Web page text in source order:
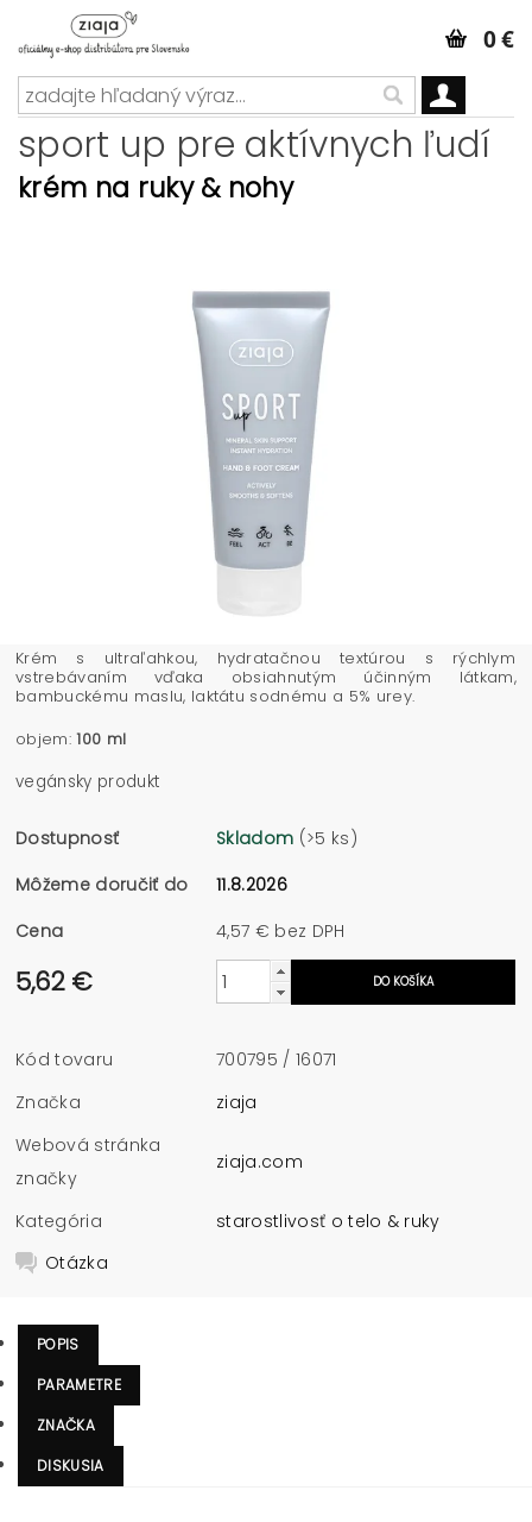
0 €
sport up pre aktívnych ľudí
krém na ruky & nohy
Krém s ultraľahkou, hydratačnou textúrou s rýchlym
vstrebávaním vďaka obsiahnutým účinným látkam,
bambuckému maslu, laktátu sodnému a 5% urey.
objem:100 ml
vegánsky produkt
Dostupnosť Skladom (>5 ks)
Môžeme doručiť do
11.8.2026
Cena
4,57 € bez DPH
5,62 €
Kód tovaru
700795 / 16071
Značka
ziaja
Webová stránka
značky
ziaja.com
Kategória
starostlivosť o telo & ruky
Otázka
POPIS
PARAMETRE
ZNAČKA
DISKUSIA